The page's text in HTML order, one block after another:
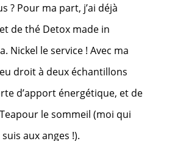
? Pour ma part, j’ai déjà
de thé Detox made in
Nickel le service ! Avec ma
droit à deux échantillons
d’apport énergétique, et de
le sommeil (moi qui
aux anges !).